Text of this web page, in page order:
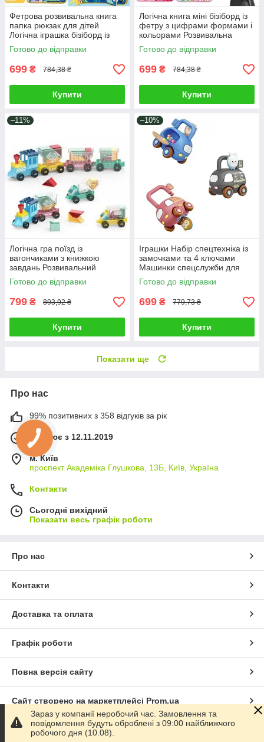
Фетрова розвивальна книга
папка рюкзак для дітей
Логічна іграшка бізіборд із
цифрами та годинником
липучками застібками
Готово до відправки
699 ₴ 784,38 ₴
Купити
Логічна книга міні бізіборд із
фетру з цифрами формами і
кольорами Розвивальна
навчальна папка рюкзак для
дітей
Готово до відправки
699 ₴ 784,38 ₴
Купити
–11%
Логічна гра поїзд із
вагончиками з книжкою
завдань Розвивальний
конструктор розумний
паровоз набір train puzzle 5
Готово до відправки
799 ₴ 893,92 ₴
Купити
–10%
Іграшки Набір спецтехніка із
замочками та 4 ключами
Машинки спецслужби для
малюків поліція швидка
пожежна таксі
Готово до відправки
699 ₴ 779,73 ₴
Купити
Показати ще
Про нас
99% позитивних з 358 відгуків за рік
Працює з 12.11.2019
м. Київ
проспект Академіка Глушкова, 13Б, Київ, Україна
Контакти
Сьогодні вихідний
Показати весь графік роботи
Про нас
Контакти
Доставка та оплата
Графік роботи
Повна версія сайту
Сайт створено на маркетплейсі Prom.ua
Політика конфіденційності
Зараз у компанії неробочий час. Замовлення та
повідомлення будуть оброблені з 09:00 найближчого
робочого дня (10.08).